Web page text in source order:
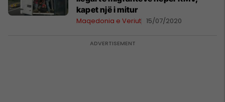
kapet një i mitur
Maqedonia e Veriut 15/07/2020